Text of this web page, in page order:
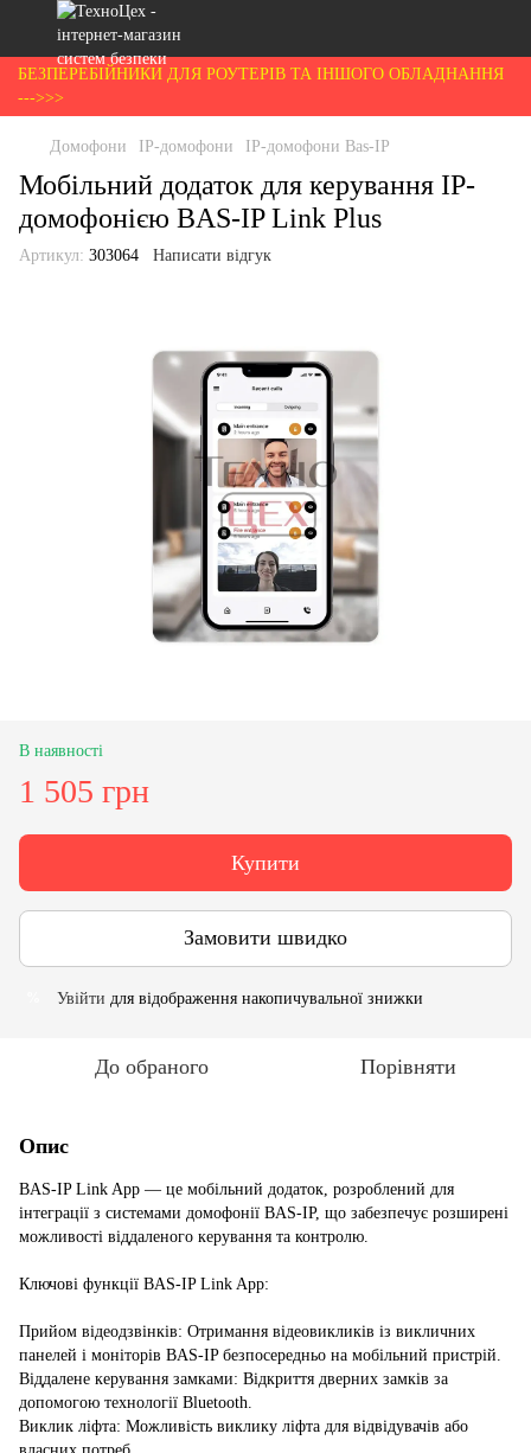
БЕЗПЕРЕБІЙНИКИ ДЛЯ РОУТЕРІВ ТА ІНШОГО ОБЛАДНАННЯ
--->>>
Домофони IP-домофони IP-домофони Bas-IP
Мобільний додаток для керування IP-
домофонією BAS-IP Link Plus
Артикул: 303064 Написати відгук
В наявності
1 505 грн
Купити
Замовити швидко
Увійти для відображення накопичувальної знижки
До обраного Порівняти
Опис
BAS-IP Link App — це мобільний додаток, розроблений для
інтеграції з системами домофонії BAS-IP, що забезпечує розширені
можливості віддаленого керування та контролю.
Ключові функції BAS-IP Link App:
Прийом відеодзвінків: Отримання відеовикликів із викличних
панелей і моніторів BAS-IP безпосередньо на мобільний пристрій.
Віддалене керування замками: Відкриття дверних замків за
допомогою технології Bluetooth.
Виклик ліфта: Можливість виклику ліфта для відвідувачів або